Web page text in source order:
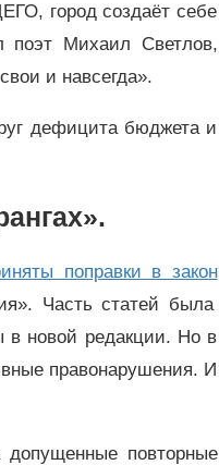
город создаёт себе
поэт Михаил Светлов,
и навсегда».
дефицита бюджета и
поправки в закон
Часть статей была
в новой редакции. Но в
правонарушения. И
допущенные повторные